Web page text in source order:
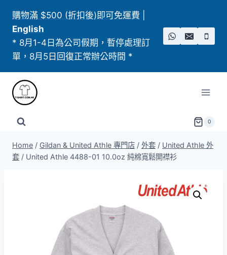
content
購物滿 $500 (折扣後)即可免運費
English
* 8月1-4日為公司假期，暫停處理訂
單，8月5日回復正常辦公時間 *
0
Home / Gildan & United Athle 專門店 / 外套 / United Athle 外
套 / United Athle 4488-01 10.0oz 純棉寬鬆開襟衫